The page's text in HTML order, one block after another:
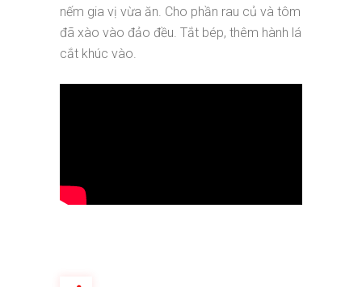
nếm gia vị vừa ăn. Cho phần rau củ và tôm
đã xào vào đảo đều. Tắt bép, thêm hành lá
cắt khúc vào.